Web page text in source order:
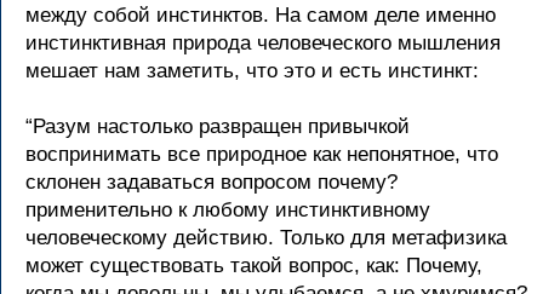
между собой инстинктов. На самом деле именно
инстинктивная природа человеческого мышления
мешает нам заметить, что это и есть инстинкт:
“Разум настолько развращен привычкой
воспринимать все природное как непонятное, что
склонен задаваться вопросом почему?
применительно к любому инстинктивному
человеческому действию. Только для метафизика
может существовать такой вопрос, как: Почему,